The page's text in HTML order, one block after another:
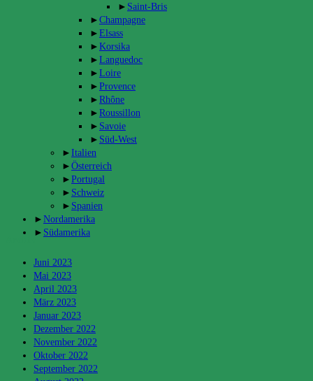
► Saint-Bris
► Champagne
► Elsass
► Korsika
► Languedoc
► Loire
► Provence
► Rhône
► Roussillon
► Savoie
► Süd-West
► Italien
► Österreich
► Portugal
► Schweiz
► Spanien
► Nordamerika
► Südamerika
Juni 2023
Mai 2023
April 2023
März 2023
Januar 2023
Dezember 2022
November 2022
Oktober 2022
September 2022